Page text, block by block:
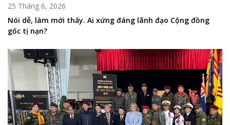
25 Tháng 6, 2026
Nói dễ, làm mới thấy. Ai xứng đáng lãnh đạo Cộng đồng
gốc tị nạn?